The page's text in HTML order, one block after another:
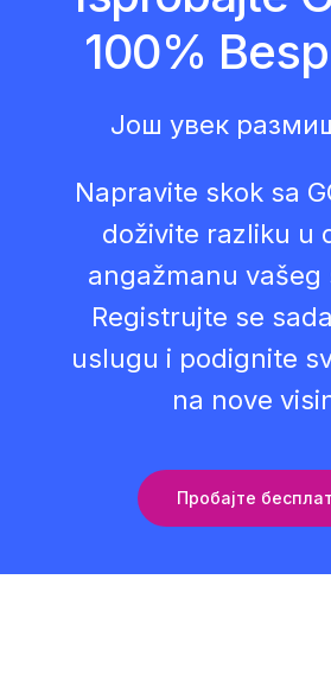
100%
Још увек
Napravite skok sa
doživite razliku u
angažmanu vašeg
Registrujte se
uslugu i podignite
na nove
Пробајте